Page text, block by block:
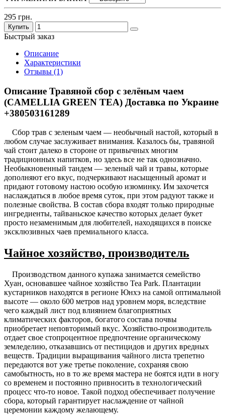
295 грн.
Купить
Быстрый заказ
Описание
Характеристики
Отзывы (1)
Описание Травяной сбор с зелёным чаем
(CAMELLIA GREEN TEA) Доставка по Украине
+380503161289
Сбор трав с зеленым чаем — необычный настой, который в
любом случае заслуживает внимания. Казалось бы, травяной
чай стоит далеко в стороне от привычных многим
традиционных напитков, но здесь все не так однозначно.
Необыкновенный тандем — зеленый чай и травы, которые
дополняют его вкус, подчеркивают насыщенный аромат и
придают готовому настою особую изюминку. Им захочется
наслаждаться в любое время суток, при этом радуют также и
полезные свойства. В состав сбора входят только природные
ингредиенты, тайваньское качество которых делает букет
просто незаменимым для любителей, находящихся в поиске
эксклюзивных чаев премиального класса.
Чайное хозяйство, производитель
Производством данного купажа занимается семейство
Хуан, основавшее чайное хозяйство Tea Park. Плантации
кустарников находятся в регионе Юнхэ на самой оптимальной
высоте — около 600 метров над уровнем моря, вследствие
чего каждый лист под влиянием благоприятных
климатических факторов, богатого состава почвы
приобретает неповторимый вкус. Хозяйство-производитель
отдает свое стопроцентное предпочтение органическому
земледелию, отказавшись от пестицидов и других вредных
веществ. Традиции выращивания чайного листа трепетно
передаются вот уже третье поколение, сохраняя свою
самобытность, но в то же время мастера не боятся идти в ногу
со временем и постоянно привносить в технологический
процесс что-то новое. Такой подход обеспечивает получение
сбора, который гарантирует наслаждение от чайной
церемонии каждому желающему.